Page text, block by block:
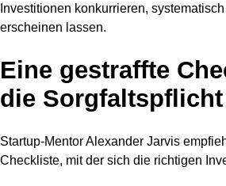
Investitionen konkurrieren,
erscheinen lassen.
Eine gestraffte
die Sorgfaltspflicht
Startup-Mentor Alexander Jarvis
Checkliste, mit der sich die richtigen